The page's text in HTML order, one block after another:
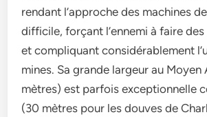
rendant l’approche des machines
difficile, forçant l’ennemi à faire
et compliquant considérablement
mines. Sa grande largeur au Moyen
mètres) est parfois exceptionnelle
(30 mètres pour les douves de